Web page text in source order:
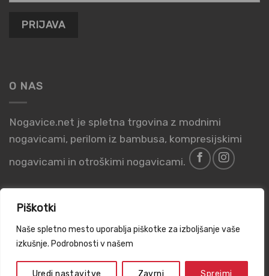
Piškotki
Naše spletno mesto uporablja piškotke za izboljšanje vaše
izkušnje. Podrobnosti v našem
Uredi nastavitve Zavrni Sprejmi
O NAS
Nogavice.net je spletna trgovina z modnimi
nogavicami, perilom iz bambusa, kompresijskimi
nogavicami in otroškimi nogavicami.
PIŠKOTKI POGOJI POSLOVANJA
INFORMACIJE O PODJETJU